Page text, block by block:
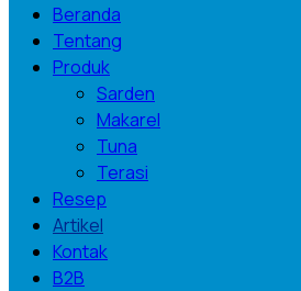
Beranda
Tentang
Produk
Sarden
Makarel
Tuna
Terasi
Resep
Artikel
Kontak
B2B